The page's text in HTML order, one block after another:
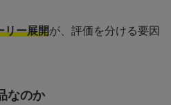
リー展開が、評価を分ける要因
なのか